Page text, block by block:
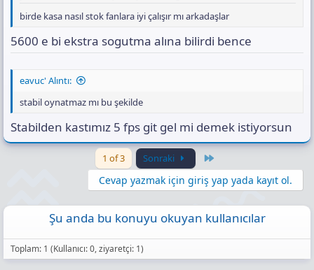
birde kasa nasıl stok fanlara iyi çalışır mı arkadaşlar
5600 e bi ekstra sogutma alına bilirdi bence
eavuc' Alıntı:
stabil oynatmaz mı bu şekilde
Stabilden kastımız 5 fps git gel mi demek istiyorsun
1 of 3 Sonraki
Cevap yazmak için giriş yap yada kayıt ol.
Şu anda bu konuyu okuyan kullanıcılar
Toplam: 1 (Kullanıcı: 0, ziyaretçi: 1)